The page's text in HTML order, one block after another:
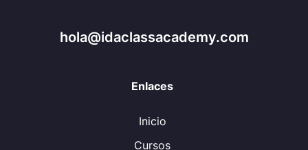
hola@idaclassacademy.com
Enlaces
Inicio
Cursos